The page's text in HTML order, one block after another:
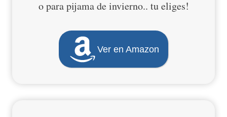
o para pijama de invierno.. tu eliges!
Ver en Amazon